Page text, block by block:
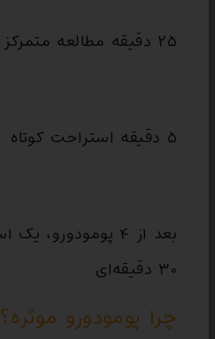
۲۵ دقیقه مطالعه متمرکز
۵ دقیقه استراحت کوتاه
۳۰ دقیقه‌ای
چرا پومودورو موثره؟